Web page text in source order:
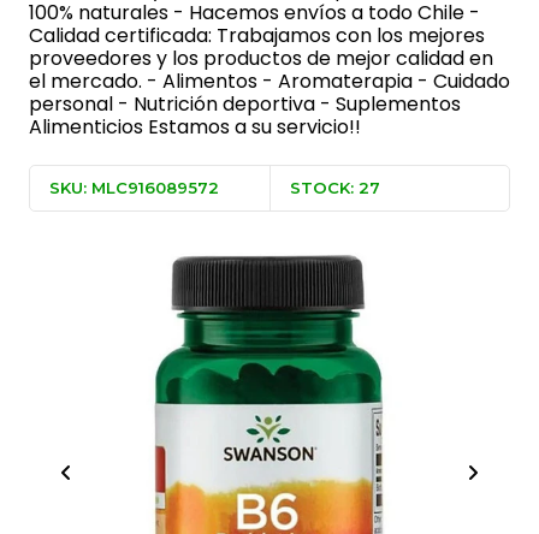
100% naturales - Hacemos envíos a todo Chile -
Calidad certificada: Trabajamos con los mejores
proveedores y los productos de mejor calidad en
el mercado. - Alimentos - Aromaterapia - Cuidado
personal - Nutrición deportiva - Suplementos
Alimenticios Estamos a su servicio!!
SKU: MLC916089572 STOCK: 27